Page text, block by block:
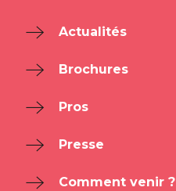
Actualités
Brochures
Pros
Presse
Comment venir ?